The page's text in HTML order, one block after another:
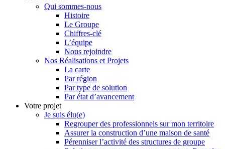
Qui sommes-nous
Histoire
Le Groupe
Chiffres-clé
L’équipe
Nous rejoindre
Nos Réalisations et Projets
La carte
Par région
Par type de solution
Par état d’avancement
Votre projet
Je suis élu(e)
Regrouper des professionnels sur mon territoire
Assurer la construction d’une maison de santé
Pérenniser l’activité des structures de groupe